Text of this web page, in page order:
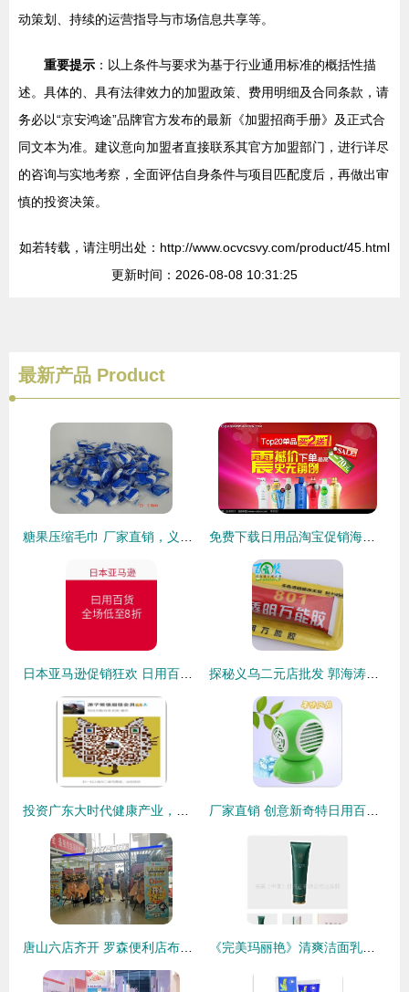
动策划、持续的运营指导与市场信息共享等。
重要提示 ：以上条件与要求为基于行业通用标准的概括性描
述。具体的、具有法律效力的加盟政策、费用明细及合同条款，请
务必以“京安鸿途”品牌官方发布的最新《加盟招商手册》及正式合
同文本为准。建议意向加盟者直接联系其官方加盟部门，进行详尽
的咨询与实地考察，全面评估自身条件与项目匹配度后，再做出审
慎的投资决策。
如若转载，请注明出处：http://www.ocvcsvy.com/product/45.html
更新时间：2026-08-08 10:31:25
最新产品 Product